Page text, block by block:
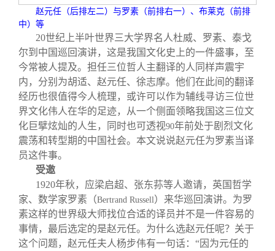
实用信息
总会章程
理事会名单
制度法规
联系我们
赵元任（后排左二）与罗素（前排右一）、布莱克（前排
中）等
20世纪上半叶世界三大学界名人杜威、罗素、泰戈
尔到中国巡回演讲，这是我国文化史上的一件盛事，至
今常被人提及。担任三位哲人主翻译的人同样声震宇
内，分别为胡适、赵元任、徐志摩。他们在此间的翻译
经历也很值得今人梳理，或许可以作为辅线寻访三位世
界文化伟人在华的足迹，从一个侧面领略我国这三位文
化巨擘炫灿的人生，同时也可透视90年前处于剧烈文化
震荡和转型期的中国社会。本文说说赵元任为罗素当译
员这件事。
受邀
1920年秋，应梁启超、张东荪等人邀请，英国哲学
家、数学家罗素（Bertrand Russell）来华巡回演讲。为罗
素这样的世界级大师找位合适的译员并不是一件容易的
事情，最后选定的是赵元任。为什么选赵元任呢？关于
这个问题，赵元任夫人杨步伟有一句话：“因为元任的